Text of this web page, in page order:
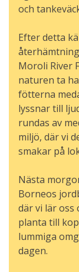
och
Efter detta
Moroli River
naturen ta
fötterna
lyssnar till
rundas av
miljö, där vi
smakar på
Nästa
Borneos
där vi lär oss
planta till
lummiga
dagen.